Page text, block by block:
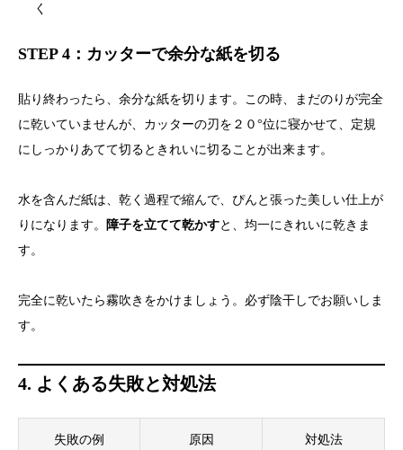
く
STEP 4：カッターで余分な紙を切る
貼り終わったら、余分な紙を切ります。この時、まだのりが完全
に乾いていませんが、カッターの刃を２０°位に寝かせて、定規
にしっかりあてて切るときれいに切ることが出来ます。
水を含んだ紙は、乾く過程で縮んで、ぴんと張った美しい仕上が
りになります。
障子を立てて乾かすと、均一にきれいに乾きま
す。
完全に乾いたら霧吹きをかけましょう。必ず陰干しでお願いしま
す。
4. よくある失敗と対処法
失敗の例 原因 対処法